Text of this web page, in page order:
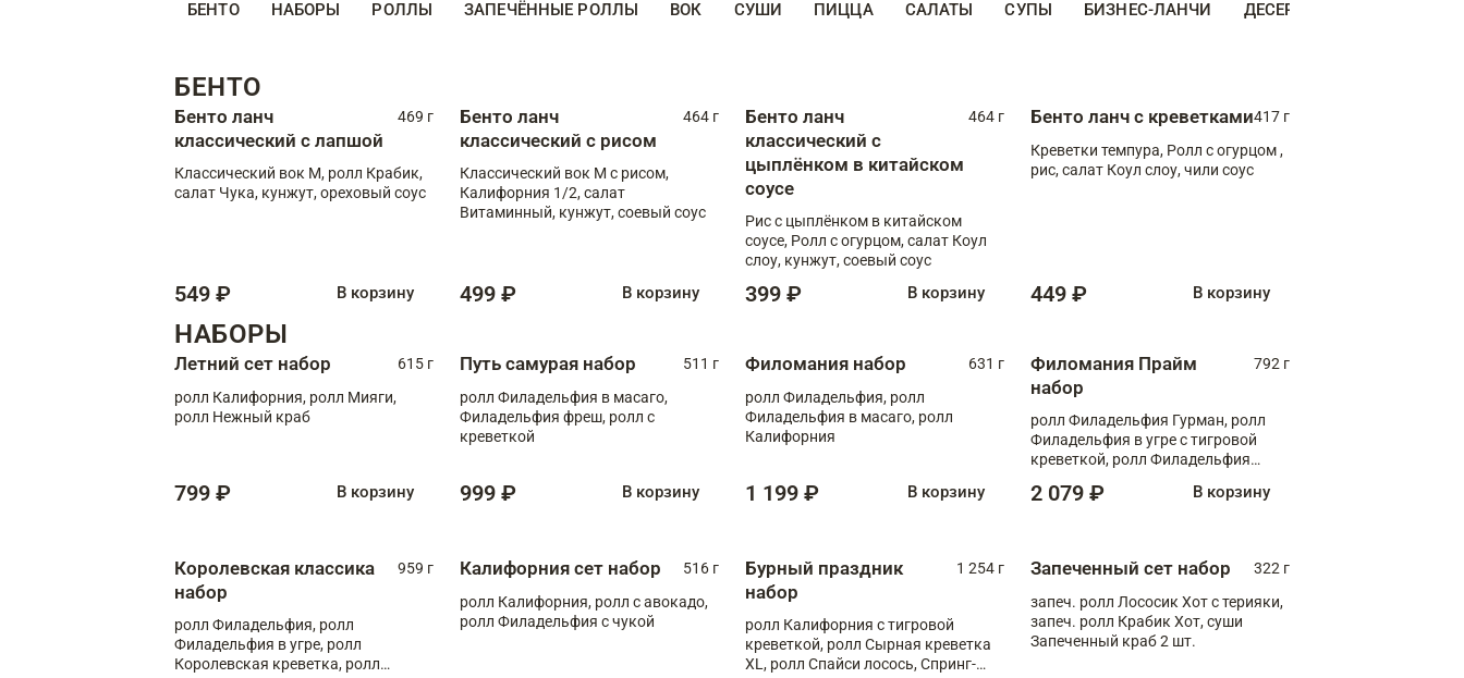
БЕНТО НАБОРЫ РОЛЛЫ ЗАПЕЧЁННЫЕ РОЛЛЫ ВОК СУШИ ПИЦЦА САЛАТЫ СУПЫ БИЗНЕС-ЛАНЧИ ДЕСЕРТЫ
БЕНТО
Бенто ланч
классический с лапшой
469 г
Классический вок М, ролл Крабик,
салат Чука, кунжут, ореховый соус
549 ₽ В корзину
Бенто ланч
классический с рисом
464 г
Классический вок М с рисом,
Калифорния 1/2, салат
Витаминный, кунжут, соевый соус
499 ₽ В корзину
Бенто ланч
классический с
цыплёнком в китайском
соусе
464 г
Рис с цыплёнком в китайском
соусе, Ролл с огурцом, салат Коул
слоу, кунжут, соевый соус
399 ₽ В корзину
Бенто ланч с креветками417 г
Креветки темпура, Ролл с огурцом ,
рис, салат Коул слоу, чили соус
449 ₽ В корзину
НАБОРЫ
Летний сет набор
615 г
ролл Калифорния, ролл Мияги,
ролл Нежный краб
799 ₽ В корзину
Путь самурая набор
511 г
ролл Филадельфия в масаго,
Филадельфия фреш, ролл с
креветкой
999 ₽ В корзину
Филомания набор
631 г
ролл Филадельфия, ролл
Филадельфия в масаго, ролл
Калифорния
1 199 ₽ В корзину
Филомания Прайм
набор
792 г
ролл Филадельфия Гурман, ролл
Филадельфия в угре с тигровой
креветкой, ролл Филадельфия
2 079 ₽ В корзину
Королевская классика
набор
959 г
ролл Филадельфия, ролл
Филадельфия в угре, ролл
Королевская креветка, ролл
Калифорния сет набор
516 г
ролл Калифорния, ролл с авокадо,
ролл Филадельфия с чукой
Бурный праздник
набор
1 254 г
ролл Калифорния с тигровой
креветкой, ролл Сырная креветка
XL, ролл Спайси лосось, Спринг-
Запеченный сет набор
322 г
запеч. ролл Лососик Хот с терияки,
запеч. ролл Крабик Хот, суши
Запеченный краб 2 шт.